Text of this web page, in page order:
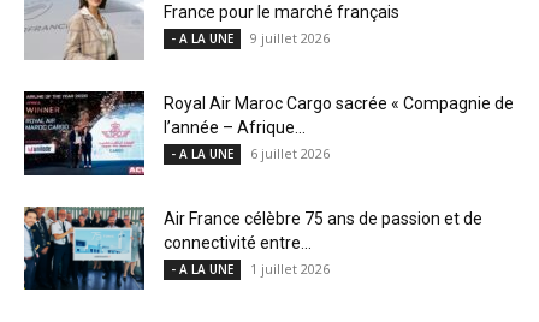
France pour le marché français
- A LA UNE 9 juillet 2026
Royal Air Maroc Cargo sacrée « Compagnie de
l’année – Afrique...
- A LA UNE 6 juillet 2026
Air France célèbre 75 ans de passion et de
connectivité entre...
- A LA UNE 1 juillet 2026